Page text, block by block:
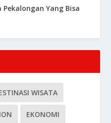
Yang Bisa
WISATA
EKONOMI